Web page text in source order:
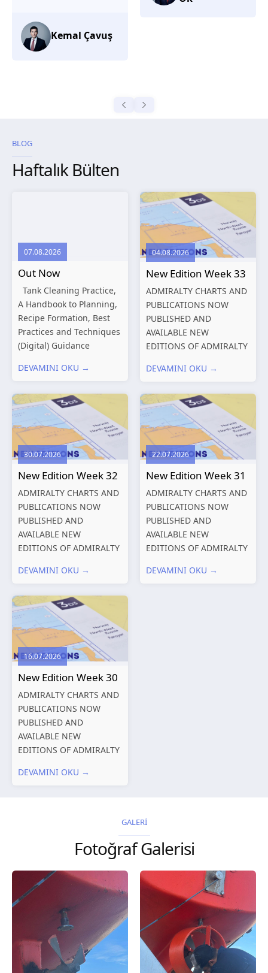
BLOG
Haftalık Bülten
07.08.2026
Out Now
Tank Cleaning Practice,
A Handbook to Planning,
Recipe Formation, Best
Practices and Techniques
(Digital) Guidance
Structures – Consolidated
Shipping and the
Environment – A Guide to
Environmental
Compliance...
DEVAMINI OKU →
04.08.2026
New Edition Week 33
ADMIRALTY CHARTS AND
PUBLICATIONS NOW
PUBLISHED AND
AVAILABLE NEW
EDITIONS OF ADMIRALTY
PUBLICATIONS New
Charts published 13
August 2026 Chart
Title, limits
and other remarks
319
International chart
DEVAMINI OKU →
30.07.2026
New Edition Week 32
ADMIRALTY CHARTS AND
PUBLICATIONS NOW
PUBLISHED AND
AVAILABLE NEW
EDITIONS OF ADMIRALTY
PUBLICATIONS New
Charts published 06
August 2026 Chart Title,
limits and other remarks
1602 China – Chang...
DEVAMINI OKU →
22.07.2026
New Edition Week 31
ADMIRALTY CHARTS AND
PUBLICATIONS NOW
PUBLISHED AND
AVAILABLE NEW
EDITIONS OF ADMIRALTY
PUBLICATIONS New
DEVAMINI OKU →
16.07.2026
New Edition Week 30
ADMIRALTY CHARTS AND
PUBLICATIONS NOW
PUBLISHED AND
AVAILABLE NEW
EDITIONS OF ADMIRALTY
PUBLICATIONS New
remarks 67 Gulf of...
DEVAMINI OKU →
GALERİ
Fotoğraf Galerisi
galeri 3